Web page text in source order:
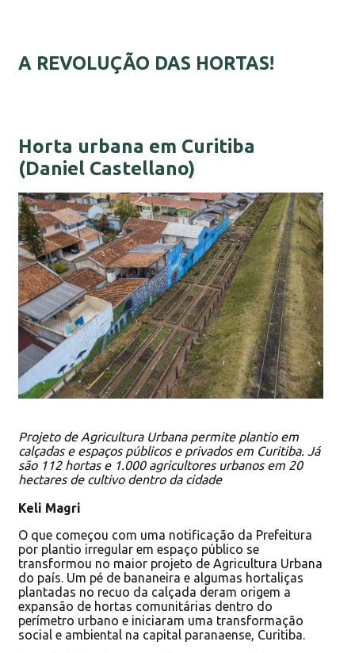
A REVOLUÇÃO DAS HORTAS!
Horta urbana em Curitiba
(Daniel Castellano)
Projeto de Agricultura Urbana permite plantio em
calçadas e espaços públicos e privados em Curitiba. Já
são 112 hortas e 1.000 agricultores urbanos em 20
hectares de cultivo dentro da cidade
Keli Magri
O que começou com uma notificação da Prefeitura
por plantio irregular em espaço público se
transformou no maior projeto de Agricultura Urbana
do país. Um pé de bananeira e algumas hortaliças
plantadas no recuo da calçada deram origem a
expansão de hortas comunitárias dentro do
perímetro urbano e iniciaram uma transformação
social e ambiental na capital paranaense, Curitiba.